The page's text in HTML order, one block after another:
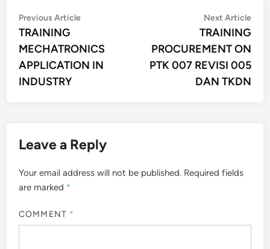
Post
navigation
Previous ArticlePrevious
TRAINING
MECHATRONICS
APPLICATION IN
INDUSTRY
Next Article
TRAINING
PROCUREMENT ON
PTK 007 REVISI 005
DAN TKDN
Leave a Reply
Your email address will not be published. Required fields
are marked *
COMMENT *